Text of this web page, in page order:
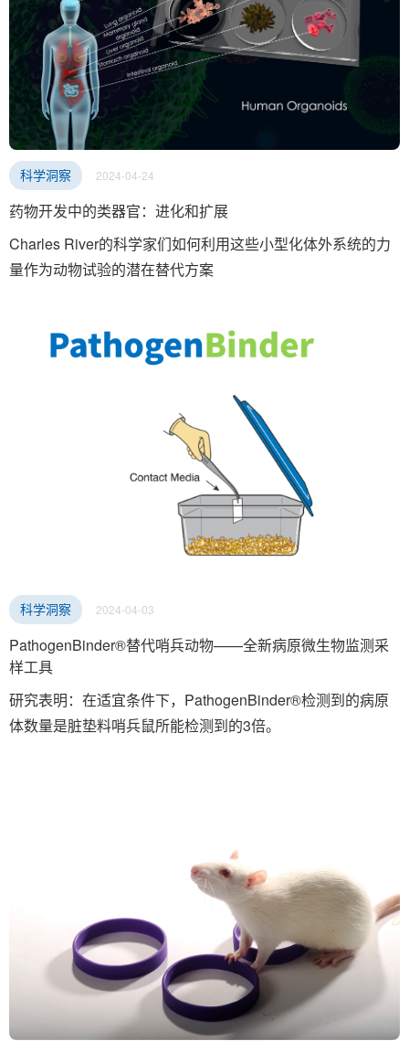
科学洞察 2024-04-24
药物开发中的类器官：进化和扩展
Charles River的科学家们如何利用这些小型化体外系统的力
量作为动物试验的潜在替代方案
科学洞察 2024-04-03
PathogenBinder®替代哨兵动物——全新病原微生物监测采
样工具
研究表明：在适宜条件下，PathogenBinder®检测到的病原
体数量是脏垫料哨兵鼠所能检测到的3倍。